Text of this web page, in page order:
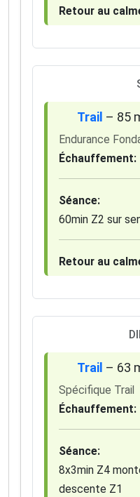
Retour au
Trail – 85
Endurance
Échauffement:
Séance:
60min Z2 sur
Retour au
Trail – 63
Spécifique Trail
Échauffement:
Séance:
8x3min Z4
descente Z1